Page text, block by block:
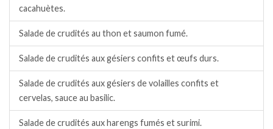
cacahuètes.
Salade de crudités au thon et saumon fumé.
Salade de crudités aux gésiers confits et œufs durs.
Salade de crudités aux gésiers de volailles confits et
cervelas, sauce au basilic.
Salade de crudités aux harengs fumés et surimi.